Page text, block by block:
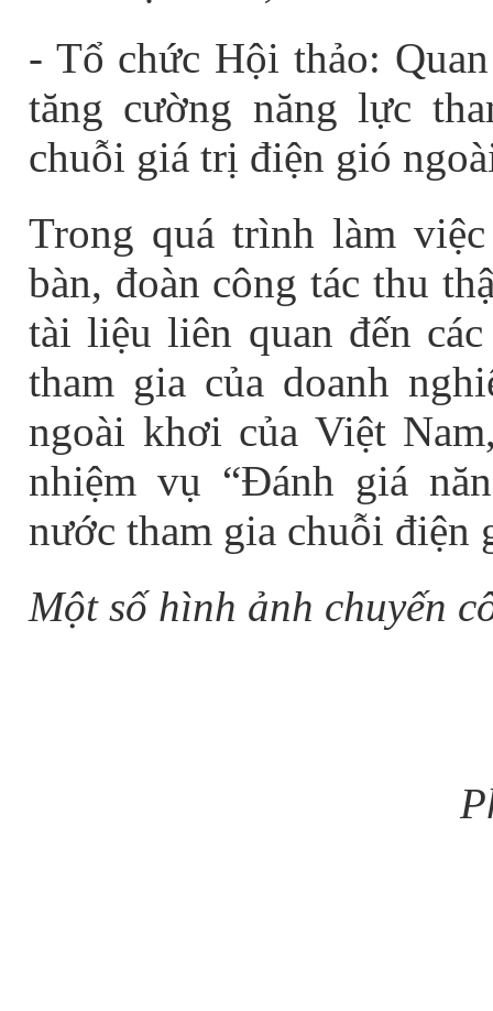
- Tổ chức Hội thảo:
tăng cường năng lực
chuỗi giá trị điện gió
Trong quá trình làm
bàn, đoàn công tác thu
tài liệu liên quan đến
tham gia của doanh
ngoài khơi của Việt
nhiệm vụ “Đánh giá
nước tham gia chuỗi điện
Một số hình ảnh chuyến